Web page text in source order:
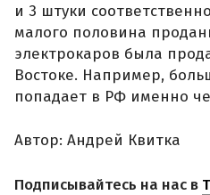
и 3 штуки
малого половина
электрокаров была
Востоке. Например,
попадает в РФ именно
Автор: Андрей Квитка
Подписывайтесь на нас в